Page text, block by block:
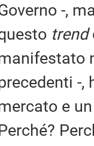
-,
trend
-,
e